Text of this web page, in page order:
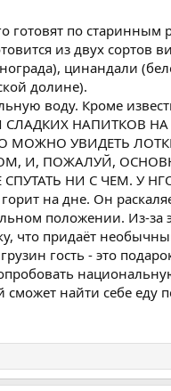
готовят по
из двух сортов
цинандали
долине).
воду. Кроме
СЛАДКИХ
МОЖНО УВИДЕТЬ
И, ПОЖАЛУЙ,
НИ С ЧЕМ. У
на дне. Он
положении. Из-
что придаёт
гость - это
найти себе еду